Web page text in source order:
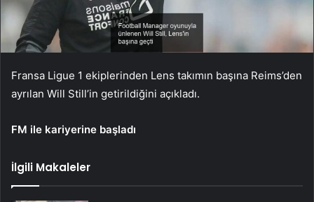
Fransa Ligue 1 ekiplerinden Lens takımın başına Reims’den
ayrılan Will Still’in getirildiğini açıkladı.
FM ile kariyerine başladı
İlgili Makaleler